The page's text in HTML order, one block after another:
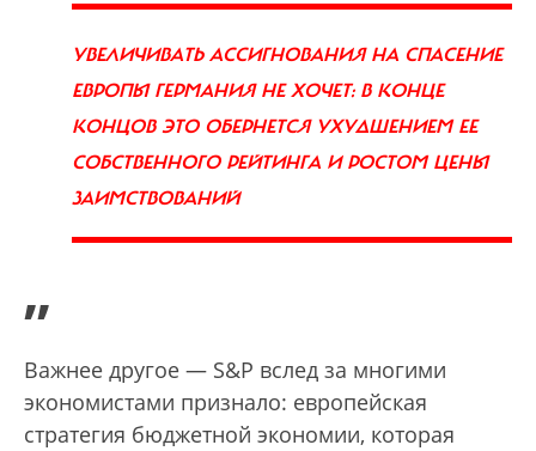
УВЕЛИЧИВАТЬ АССИГНОВАНИЯ НА СПАСЕНИЕ
ЕВРОПЫ ГЕРМАНИЯ НЕ ХОЧЕТ: В КОНЦЕ
КОНЦОВ ЭТО ОБЕРНЕТСЯ УХУДШЕНИЕМ ЕЕ
СОБСТВЕННОГО РЕЙТИНГА И РОСТОМ ЦЕНЫ
ЗАИМСТВОВАНИЙ
”
Важнее другое — S&P вслед за многими
экономистами признало: европейская
стратегия бюджетной экономии, которая